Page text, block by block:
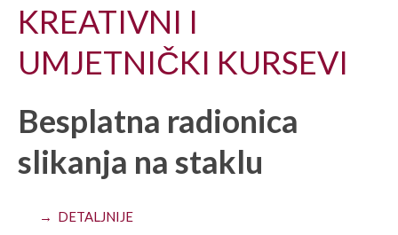
KREATIVNI I
UMJETNIČKI KURSEVI
Besplatna radionica
slikanja na staklu
→ DETALJNIJE